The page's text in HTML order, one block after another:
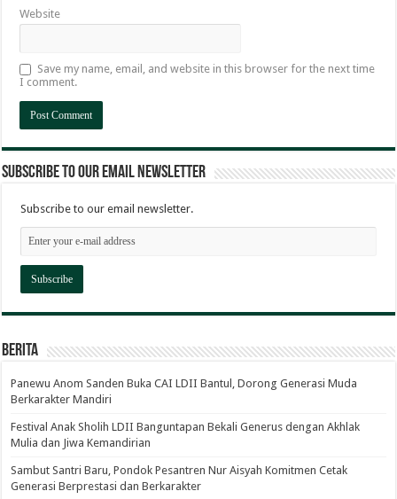
Website
Save my name, email, and website in this browser for the next time
I comment.
Subscribe to our email newsletter
Subscribe to our email newsletter.
Berita
Panewu Anom Sanden Buka CAI LDII Bantul, Dorong Generasi Muda
Berkarakter Mandiri
Festival Anak Sholih LDII Banguntapan Bekali Generus dengan Akhlak
Mulia dan Jiwa Kemandirian
Sambut Santri Baru, Pondok Pesantren Nur Aisyah Komitmen Cetak
Generasi Berprestasi dan Berkarakter